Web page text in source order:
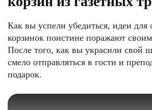
Как вы успели убедиться, идеи для
корзинок поистине поражают
После того, как вы украсили свой
смело отправляться в гости и
подарок.